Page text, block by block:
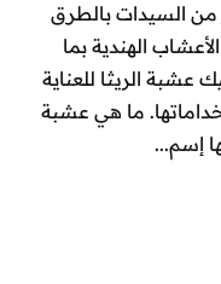
من السيدات بالطرق
الهندية بما
عشبة الريثا للعناية
ما هي عشبة